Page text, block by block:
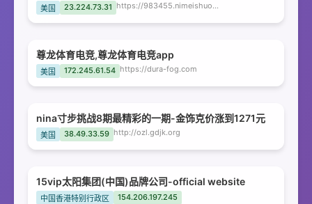
美国 23.224.73.31 https://983455.nimeishuohuaba.cn
尊龙体育电竞,尊龙体育电竞app
美国 172.245.61.54 https://dura-fog.com
nina寸步挑战8期最精彩的一期-金饰克价涨到1271元
美国 38.49.33.59 http://ozl.gdjk.org
15vip太阳集团(中国)品牌公司-official website
中国香港特别行政区
154.206.197.245